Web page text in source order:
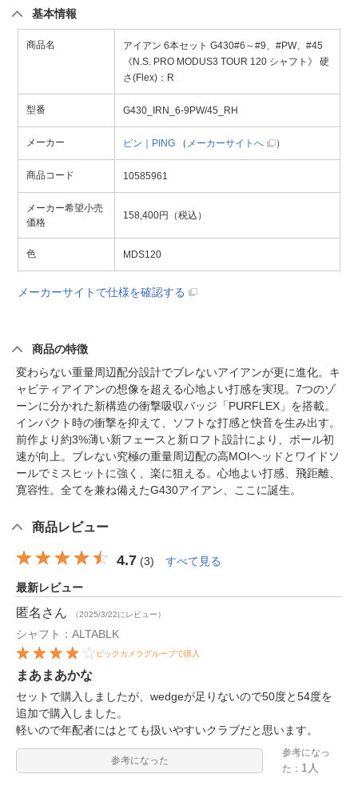
基本情報
商品名
アイアン 6本セット G430#6～#9、#PW、#45
《N.S. PRO MODUS3 TOUR 120 シャフト》 硬
さ(Flex)：R
型番 G430_IRN_6-9PW/45_RH
メーカー ピン｜PING （ メーカーサイトへ ）
商品コード 10585961
メーカー希望小売
価格
158,400円（税込）
色 MDS120
メーカーサイトで仕様を確認する
商品の特徴
変わらない重量周辺配分設計でブレないアイアンが更に進化。キ
ャビティアイアンの想像を超える心地よい打感を実現。7つのゾ
ーンに分かれた新構造の衝撃吸収バッジ「PURFLEX」を搭載。
インパクト時の衝撃を抑えて、ソフトな打感と快音を生み出す。
前作より約3%薄い新フェースと新ロフト設計により、ボール初
速が向上。ブレない究極の重量周辺配の高MOIヘッドとワイドソ
ールでミスヒットに強く、楽に狙える。心地よい打感、飛距離、
寛容性。全てを兼ね備えたG430アイアン、ここに誕生。
商品レビュー
4.7 (3) すべて見る
最新レビュー
匿名 さん （2025/3/22にレビュー）
シャフト：ALTABLK
ビックカメラグループで購入
まあまあかな
セットで購入しましたが、wedgeが足りないので50度と54度を
追加で購入しました。
軽いので年配者にはとても扱いやすいクラブだと思います。
参考になった
参考になっ
た： 1人